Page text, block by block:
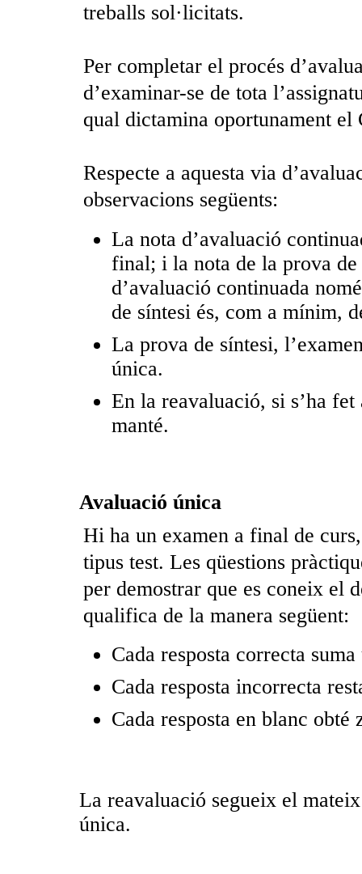
treballs sol·licitats.
Per completar el procés
d’examinar-se de tota
qual dictamina oportunament el
Respecte a aquesta via
observacions següents:
La nota d’avaluació
final; i la nota de la prova
d’avaluació continuada
de síntesi és, com a mínim,
La prova de síntesi,
única.
En la reavaluació, si s’ha
manté.
Avaluació única
Hi ha un examen a final de
tipus test. Les qüestions
per demostrar que es coneix el
qualifica de la manera següent:
Cada resposta correcta
Cada resposta incorrecta
Cada resposta en blanc obté
La reavaluació segueix el
única.